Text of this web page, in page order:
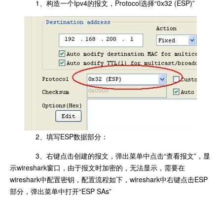
1、构造一个Ipv4的报文，Protocol选择“0x32 (ESP)”
2、填写ESP数据部分：
3、右键点击创建的报文，弹出菜单中点击“查看报文”，显
示wireshark窗口，由于报文时加密的，无法显示，需要在
wireshark中配置密钥，配置流程如下，wireshark中右键点击ESP
部分，弹出菜单中打开“ESP SAs”